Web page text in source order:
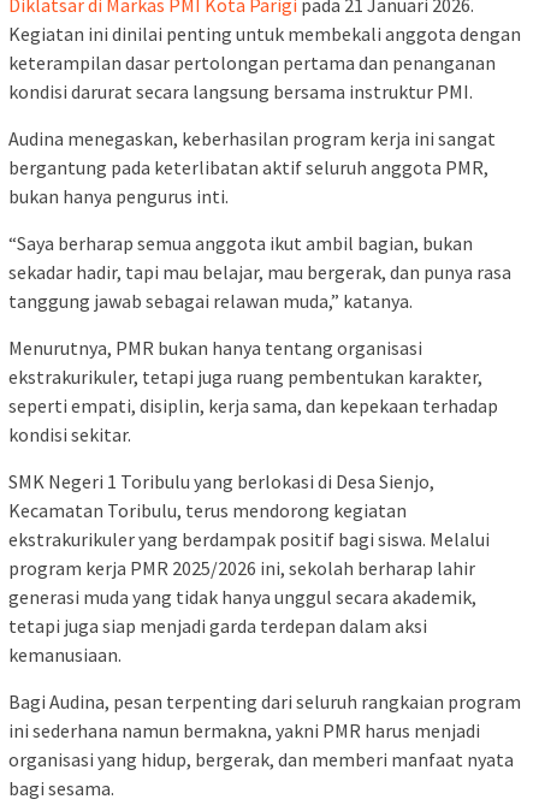
Kegiatan ini dinilai penting untuk membekali anggota dengan
keterampilan dasar pertolongan pertama dan penanganan
kondisi darurat secara langsung bersama instruktur PMI.
Audina menegaskan, keberhasilan program kerja ini sangat
bergantung pada keterlibatan aktif seluruh anggota PMR,
bukan hanya pengurus inti.
“Saya berharap semua anggota ikut ambil bagian, bukan
sekadar hadir, tapi mau belajar, mau bergerak, dan punya rasa
tanggung jawab sebagai relawan muda,” katanya.
Menurutnya, PMR bukan hanya tentang organisasi
ekstrakurikuler, tetapi juga ruang pembentukan karakter,
seperti empati, disiplin, kerja sama, dan kepekaan terhadap
kondisi sekitar.
SMK Negeri 1 Toribulu yang berlokasi di Desa Sienjo,
Kecamatan Toribulu, terus mendorong kegiatan
ekstrakurikuler yang berdampak positif bagi siswa. Melalui
program kerja PMR 2025/2026 ini, sekolah berharap lahir
generasi muda yang tidak hanya unggul secara akademik,
tetapi juga siap menjadi garda terdepan dalam aksi
kemanusiaan.
Bagi Audina, pesan terpenting dari seluruh rangkaian program
ini sederhana namun bermakna, yakni PMR harus menjadi
organisasi yang hidup, bergerak, dan memberi manfaat nyata
bagi sesama.